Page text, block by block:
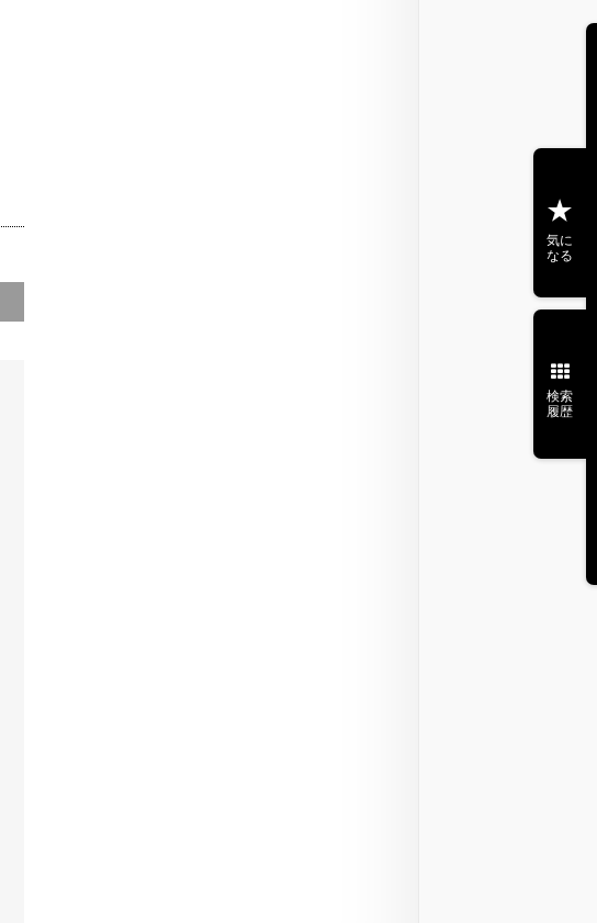
気に
なる
検索
履歴